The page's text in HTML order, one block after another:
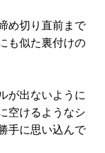
め切り直前まで
も似た裏付けの
が出ないように
空けるようなシ
手に思い込んで